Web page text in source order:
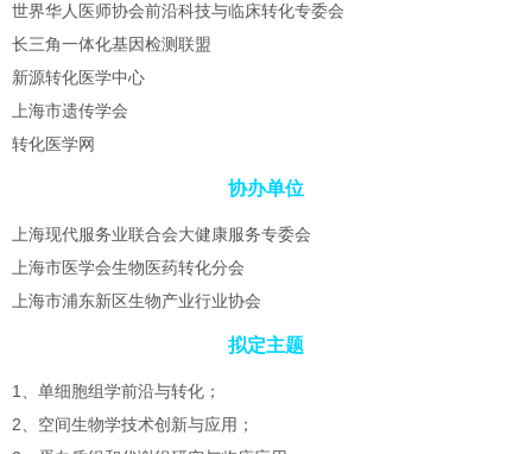
世界华人医师协会前沿科技与临床转化专委会
长三角一体化基因检测联盟
新源转化医学中心
上海市遗传学会
转化医学网
协办单位
上海现代服务业联合会大健康服务专委会
上海市医学会生物医药转化分会
上海市浦东新区生物产业行业协会
拟定主题
1、单细胞组学前沿与转化；
2、空间生物学技术创新与应用；